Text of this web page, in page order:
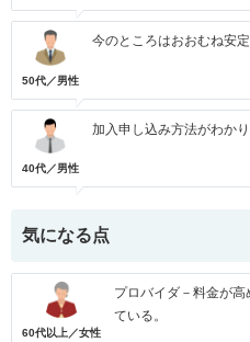
50代／男性
今のところはおおむね安
40代／男性
加入申し込み方法がわかり
気になる点
60代以上／女性
プロバイダ－料金が
ている。